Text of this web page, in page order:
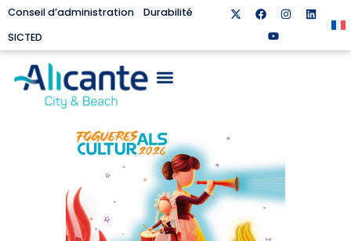
Conseil d’administration
Durabilité
SICTED